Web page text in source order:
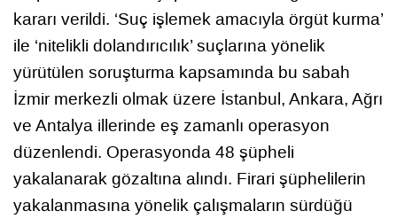
kararı verildi. ‘Suç işlemek amacıyla örgüt kurma’
ile ‘nitelikli dolandırıcılık’ suçlarına yönelik
yürütülen soruşturma kapsamında bu sabah
İzmir merkezli olmak üzere İstanbul, Ankara, Ağrı
ve Antalya illerinde eş zamanlı operasyon
düzenlendi. Operasyonda 48 şüpheli
yakalanarak gözaltına alındı. Firari şüphelilerin
yakalanmasına yönelik çalışmaların sürdüğü